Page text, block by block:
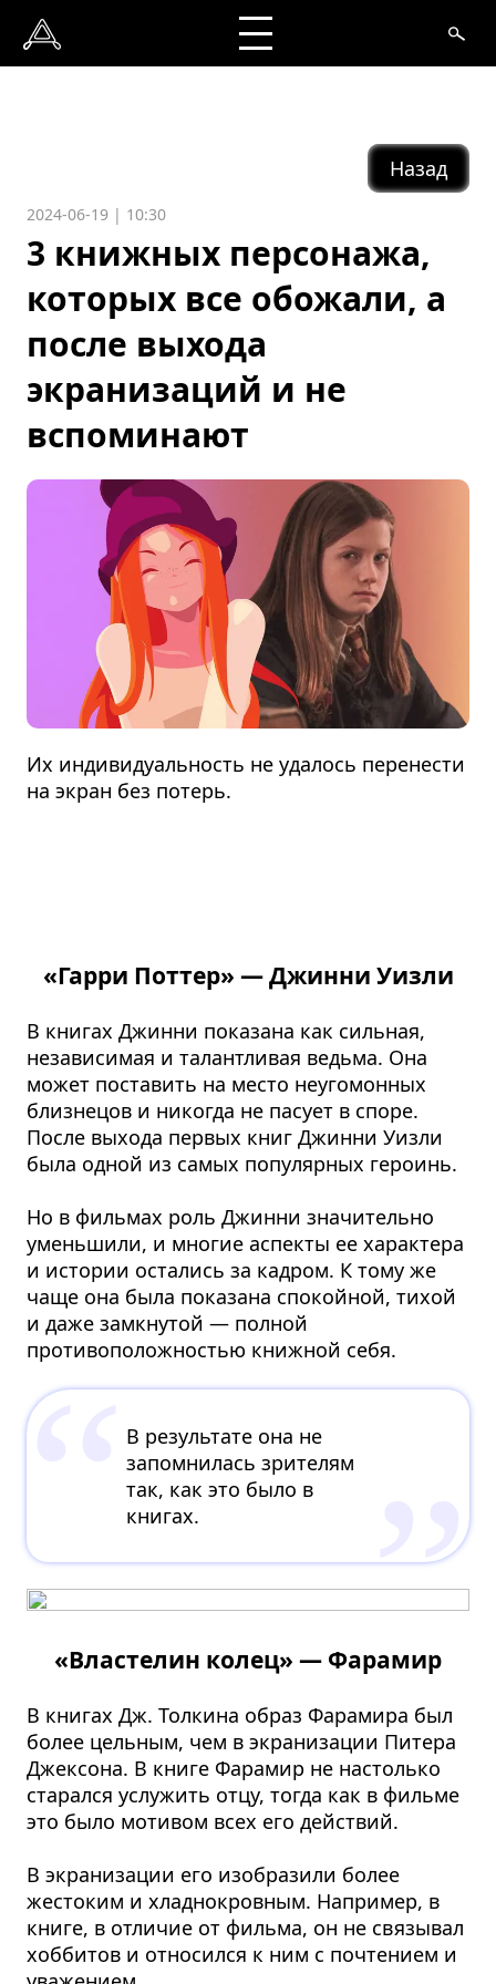
Назад
2024-06-19 | 10:30
3 книжных персонажа,
которых все обожали, а
после выхода
экранизаций и не
вспоминают
Их индивидуальность не удалось перенести
на экран без потерь.
«Гарри Поттер» — Джинни Уизли
В книгах Джинни показана как сильная,
независимая и талантливая ведьма. Она
может поставить на место неугомонных
близнецов и никогда не пасует в споре.
После выхода первых книг Джинни Уизли
была одной из самых популярных героинь.
Но в фильмах роль Джинни значительно
уменьшили, и многие аспекты ее характера
и истории остались за кадром. К тому же
чаще она была показана спокойной, тихой
и даже замкнутой — полной
противоположностью книжной себя.
В результате она не
запомнилась зрителям
так, как это было в
книгах.
«Властелин колец» — Фарамир
В книгах Дж. Толкина образ Фарамира был
более цельным, чем в экранизации Питера
Джексона. В книге Фарамир не настолько
старался услужить отцу, тогда как в фильме
это было мотивом всех его действий.
В экранизации его изобразили более
жестоким и хладнокровным. Например, в
книге, в отличие от фильма, он не связывал
хоббитов и относился к ним с почтением и